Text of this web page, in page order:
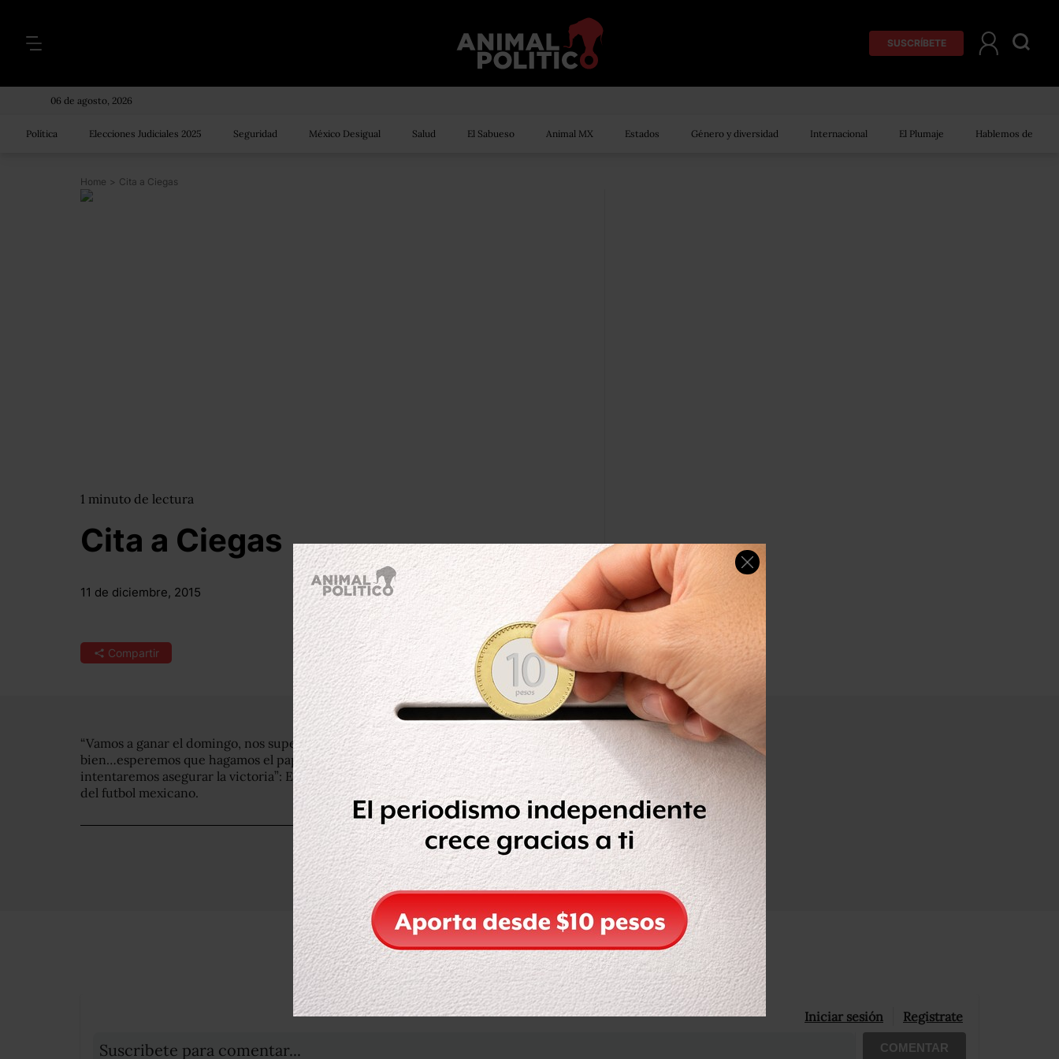
SUSCRÍBETE
06 de agosto, 2026
Política Elecciones Judiciales 2025 Seguridad México Desigual Salud El Sabueso Animal MX Estados Género y diversidad Internacional El Plumaje Hablemos de
Home > Cita a Ciegas
1 minuto de lectura
Cita a Ciegas
11 de diciembre, 2015 Por:
Javier Bárcenas
@ Xavs_
Compartir Leer después
“Vamos a ganar el domingo, nos superó un gran equipo, llegaron muy bien y jugaron
bien…esperemos que hagamos el papel que tenemos que hacer el próximo domingo,
intentaremos asegurar la victoria”: Enrique Graue, Rector de la UNAM, sobre la final
del futbol mexicano.
Compartir Leer después
OCULTAR COMENTARIOS
Iniciar sesión Registrate
Suscribete para comentar... COMENTAR